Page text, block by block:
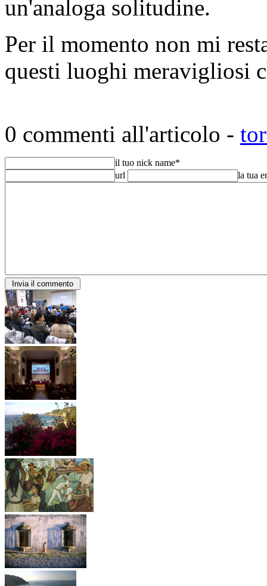
un'analoga solitudine.
Per il momento non mi
questi luoghi meravigliosi
0 commenti all'articolo -
il tuo nick name*
url
la tua